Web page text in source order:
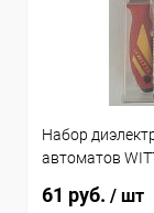
Набор
автоматов
61 руб. / шт